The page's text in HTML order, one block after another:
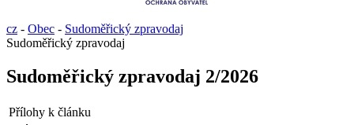
cz - Obec - Sudoměřický zpravodaj
Sudoměřický zpravodaj
Sudoměřický zpravodaj 2/2026
Přílohy k článku